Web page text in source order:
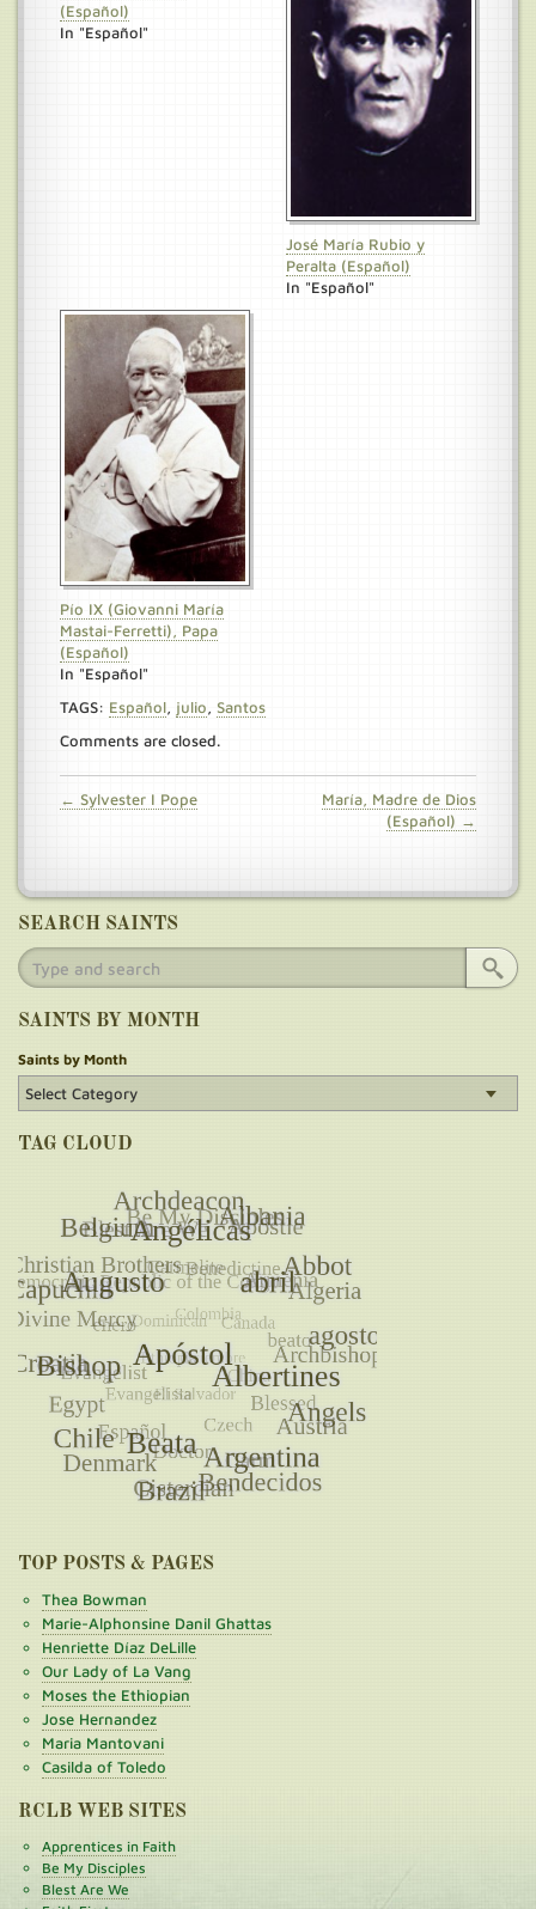
(Español)
In "Español"
José María Rubio y
Peralta (Español)
In "Español"
Pío IX (Giovanni María
Mastai-Ferretti), Papa
(Español)
In "Español"
TAGS: Español julio Santos
Comments are closed.
← Sylvester I Pope
María, Madre de Dios
(Español) →
SEARCH SAINTS
SAINTS BY MONTH
Saints by Month
TAG CLOUD
TOP POSTS & PAGES
Thea Bowman
Marie-Alphonsine Danil Ghattas
Henriette Díaz DeLille
Our Lady of La Vang
Moses the Ethiopian
Jose Hernandez
Maria Mantovani
Casilda of Toledo
RCLB WEB SITES
Apprentices in Faith
Be My Disciples
Blest Are We